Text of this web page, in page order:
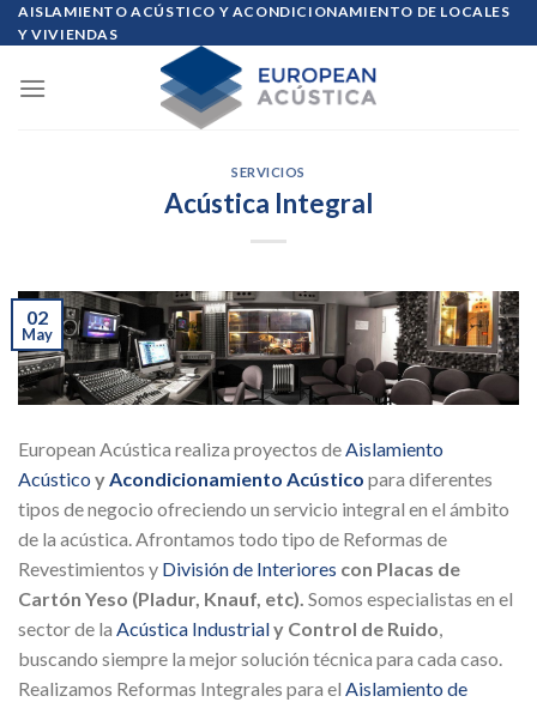
Skip
to
AISLAMIENTO ACÚSTICO Y ACONDICIONAMIENTO DE LOCALES
Y VIVIENDAS
SERVICIOS
Acústica Integral
02
May
European Acústica realiza proyectos deAislamiento
Acústico yAcondicionamiento Acústico para diferentes
tipos de negocio ofreciendo un servicio integral en el ámbito
de la acústica. Afrontamos todo tipo de Reformas de
Revestimientos y División de Interiores con Placas de
Cartón Yeso (Pladur, Knauf, etc). Somos especialistas en el
sector de la Acústica Industrialy Control de Ruido,
buscando siempre la mejor solución técnica para cada caso.
Realizamos Reformas Integrales para el Aislamiento de